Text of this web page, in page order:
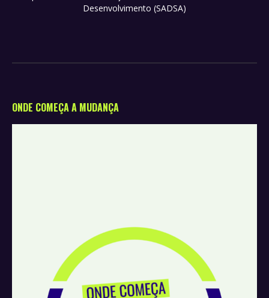
Desenvolvimento (SADSA)
ONDE COMEÇA A MUDANÇA